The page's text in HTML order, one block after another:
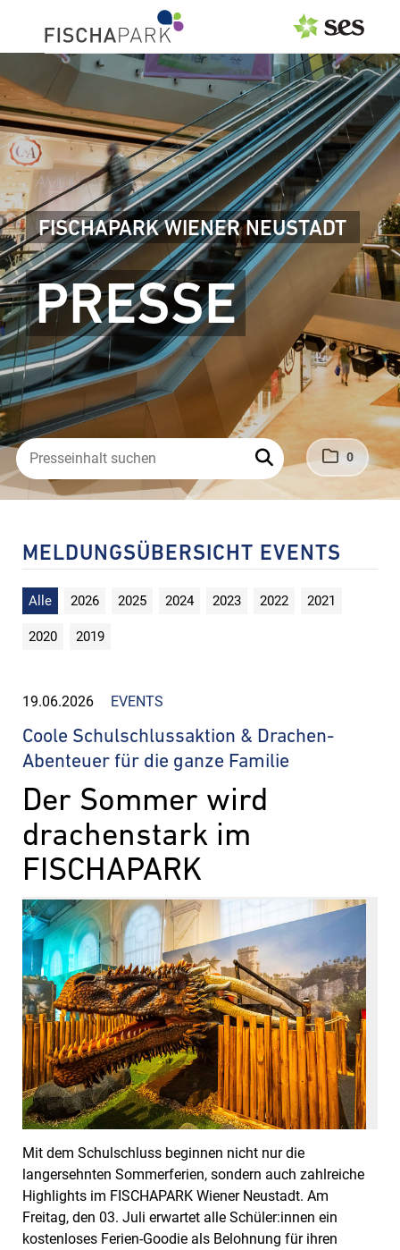
0
FISCHAPARK WIENER NEUSTADT
PRESSE
PRESSEAUSSENDUNGEN
Center & Marken
Events
Services
MEDIAGALERIE
PRESSEKONTAKT
MELDUNGSÜBERSICHT EVENTS
Alle 2026 2025 2024 2023 2022 2021
2020 2019
19.06.2026 EVENTS
Coole Schulschlussaktion & Drachen-
Abenteuer für die ganze Familie
Der Sommer wird
drachenstark im
FISCHAPARK
Mit dem Schulschluss beginnen nicht nur die
langersehnten Sommerferien, sondern auch zahlreiche
Highlights im FISCHAPARK Wiener Neustadt. Am
Freitag, den 03. Juli erwartet alle Schüler:innen ein
kostenloses Ferien-Goodie als Belohnung für ihren